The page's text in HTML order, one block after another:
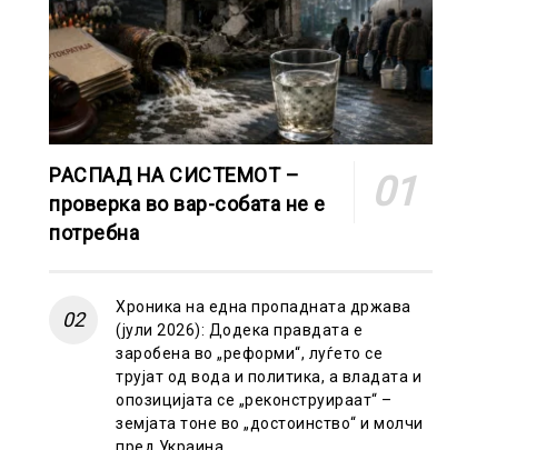
РАСПАД НА СИСТЕМОТ –
проверка во вар-собата не е
потребна
Хроника на една пропадната држава
(јули 2026): Додека правдата е
заробена во „реформи“, луѓето се
трујат од вода и политика, а владата и
опозицијата се „реконструираат“ –
земјата тоне во „достоинство“ и молчи